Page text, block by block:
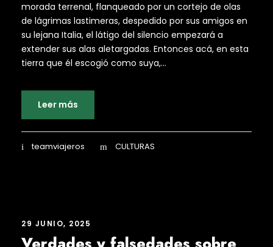
morada terrenal, flanqueado por un cortejo de olas
de lágrimas lastimeras, despedido por sus amigos en
su lejana Italia, el látigo del silencio empezará a
extender sus alas aletargadas. Entonces acá, en esta
tierra que él escogió como suya,...
Leer más
teamviajeros CULTURAS
29 JUNIO, 2025